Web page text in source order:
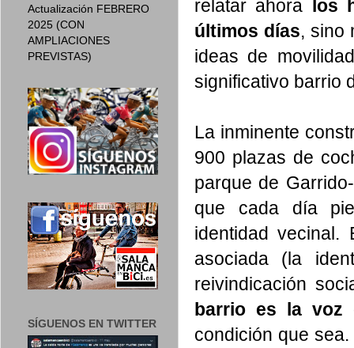
relatar ahora los
últimos días, sino
ideas de
significativo barrio
La inminente
900 plazas de
parque de
que cada día
identidad vecinal.
asociada (la
reivindicación
barrio es la voz
condición que
Actualización FEBRERO
2025 (CON
AMPLIACIONES
PREVISTAS)
SÍGUENOS EN TWITTER